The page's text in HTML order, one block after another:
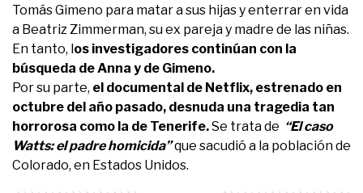
Tomás Gimeno para matar a sus hijas y enterrar en vida
a Beatriz Zimmerman, su ex pareja y madre de las niñas.
En tanto, l os investigadores continúan con la
búsqueda de Anna y de Gimeno.
Por su parte, el documental de Netflix, estrenado en
octubre del año pasado, desnuda una tragedia tan
horrorosa como la de Tenerife.Se trata de “El caso
Watts: el padre homicida”que sacudió a la población de
Colorado, en Estados Unidos.